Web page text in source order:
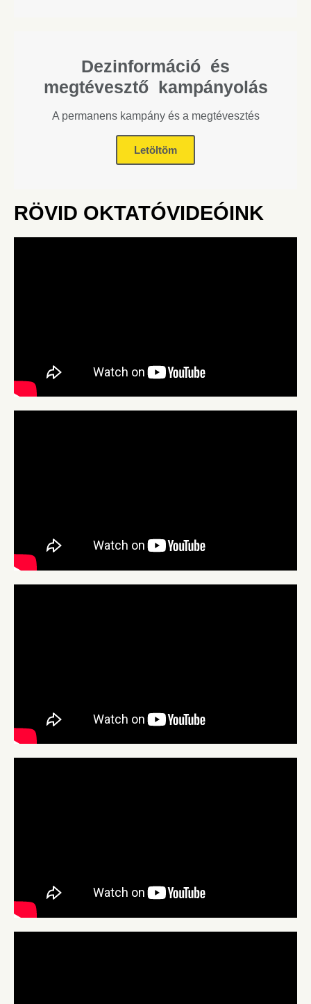
Dezinformáció és
megtévesztő kampányolás
A permanens kampány és a megtévesztés
Letöltöm
RÖVID OKTATÓVIDEÓINK